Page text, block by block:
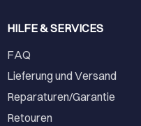
HILFE & SERVICES
FAQ
Lieferung und Versand
Reparaturen/Garantie
Retouren